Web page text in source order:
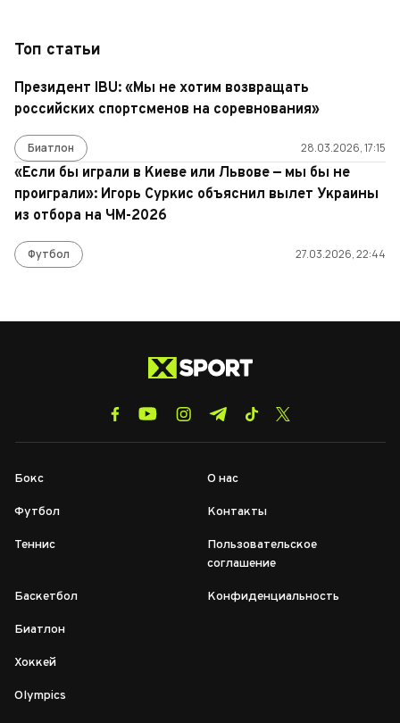
Топ статьи
Президент IBU: «Мы не хотим возвращать
российских спортсменов на соревнования»
Биатлон 28.03.2026, 17:15
«Если бы играли в Киеве или Львове — мы бы не
проиграли»: Игорь Суркис объяснил вылет Украины
из отбора на ЧМ-2026
Футбол 27.03.2026, 22:44
Бокс
Футбол
Теннис
Баскетбол
Биатлон
Хоккей
Olympics
О нас
Контакты
Пользовательское
соглашение
Конфиденциальность